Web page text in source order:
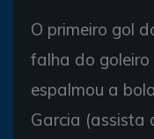
O primeiro gol
falha do goleiro
espalmou a
Garcia (assista